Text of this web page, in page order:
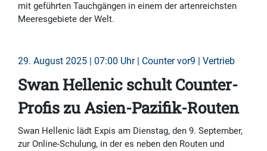
mit geführten Tauchgängen in einem der artenreichsten
Meeresgebiete der Welt.
29. August 2025 | 07:00 Uhr | Counter vor9 | Vertrieb
Swan Hellenic schult Counter-
Profis zu Asien-Pazifik-Routen
Swan Hellenic lädt Expis am Dienstag, den 9. September,
zur Online-Schulung, in der es neben den Routen und